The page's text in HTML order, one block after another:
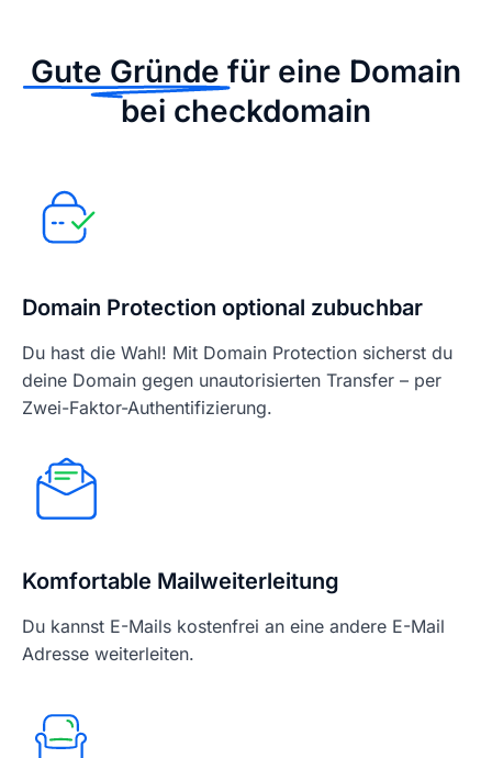
Gute Gründe für eine Domain
bei checkdomain
Domain Protection optional zubuchbar
Du hast die Wahl! Mit Domain Protection sicherst du
deine Domain gegen unautorisierten Transfer – per
Zwei-Faktor-Authentifizierung.
Komfortable Mailweiterleitung
Du kannst E-Mails kostenfrei an eine andere E-Mail
Adresse weiterleiten.